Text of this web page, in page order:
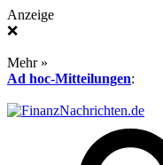
Anzeige
❌
Mehr »
Ad hoc-Mitteilungen: